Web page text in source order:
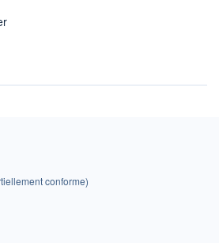
conforme)